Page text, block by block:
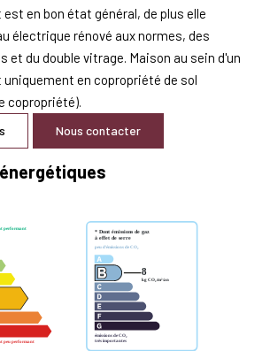
en bon état général, de plus elle
électrique rénové aux normes, des
et du double vitrage. Maison au sein d'un
en copropriété de sol
copropriété).
Nous contacter